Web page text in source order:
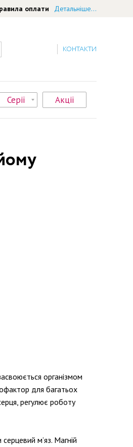
оплати Детальніше...
КОНТАКТИ
Серії Акції
організмом
для багатьох
регулює роботу
м’яз. Магній